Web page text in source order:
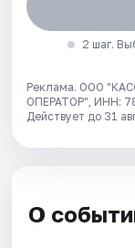
2 шаг.
Реклама. ООО
ОПЕРАТОР", ИНН:
Действует до 31
О